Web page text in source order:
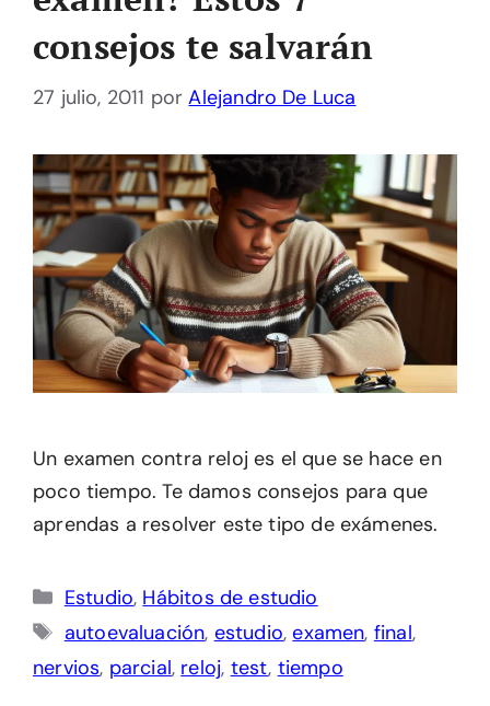
consejos te salvarán
27 julio, 2011 porAlejandro De Luca
Un examen contra reloj es el que se hace en
poco tiempo. Te damos consejos para que
aprendas a resolver este tipo de exámenes.
Categorías
Estudio, Hábitos de estudio
Etiquetas
autoevaluación, estudio,examen, final,
nervios, parcial, reloj, test, tiempo